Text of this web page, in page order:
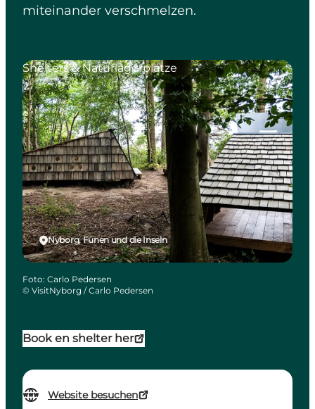
miteinander verschmelzen.
Book en shelter her
Website besuchen
Nyborg, Fünen und die Inseln
Shelters & Naturlagerplätze
Foto: Carlo Pedersen
© VisitNyborg / Carlo Pedersen